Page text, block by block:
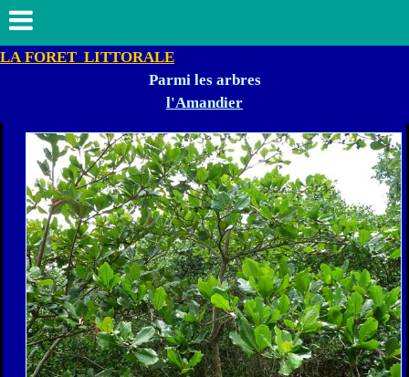
LA FORET LITTORALE
Parmi les arbres
l'Amandier